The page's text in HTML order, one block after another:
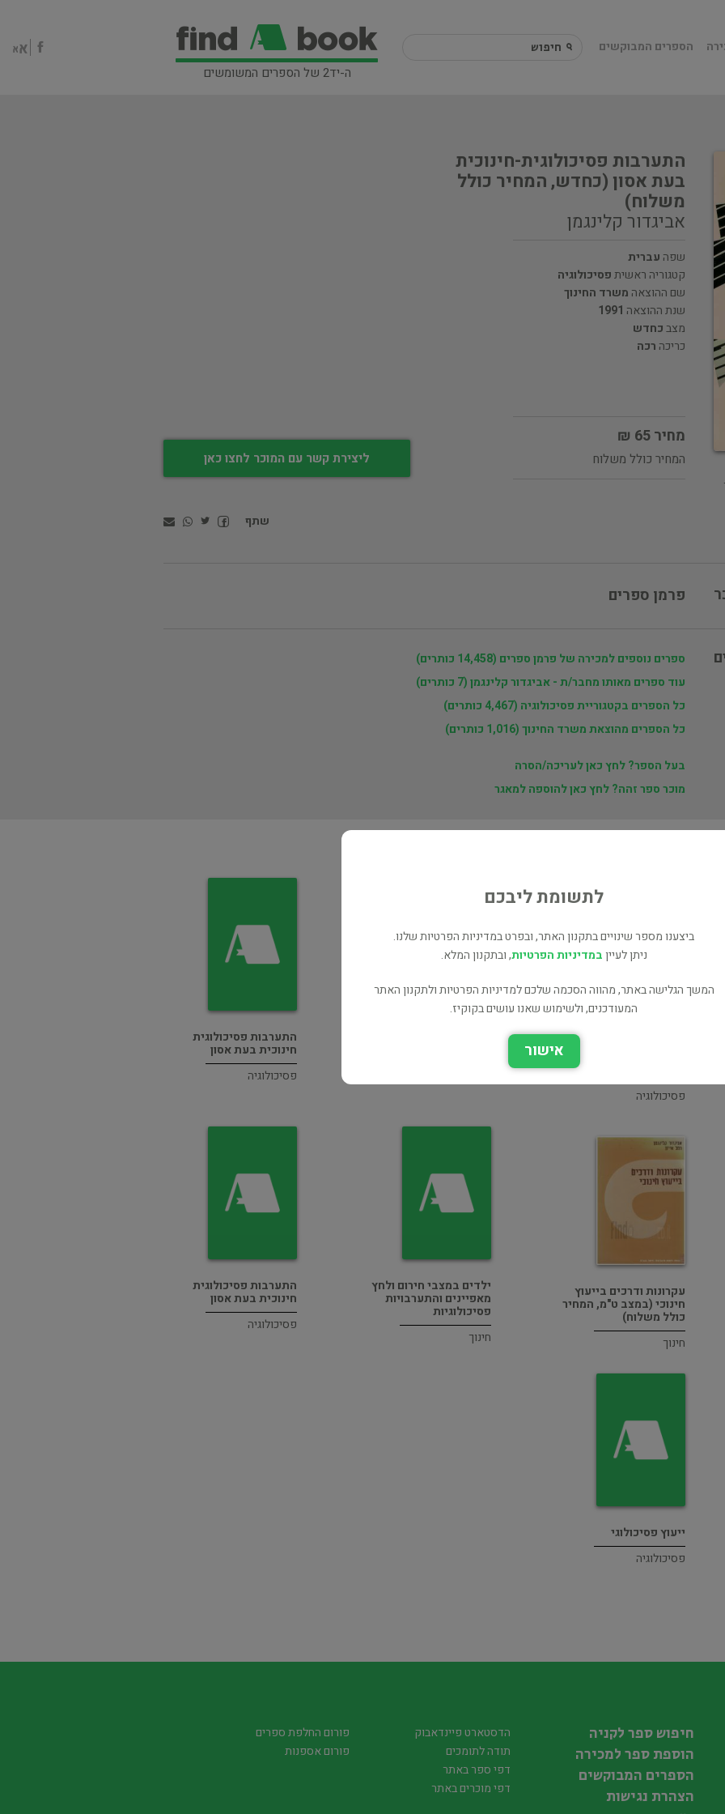
ה-יד2 של הספרים המשומשים
הספרים המבוקשים
התערבות פסיכולוגית-חינוכית
בעת אסון (כחדש, המחיר כולל
משלוח)
אביגדור קלינגמן
שפה עברית
קטגוריה ראשיתפסיכולוגיה
שם ההוצאה משרד החינוך
שנת ההוצאה 1991
מצבכחדש
כריכה רכה
מחיר 65 ₪
המחיר כולל משלוח ליצירת קשר עם המוכר לחצו כאן
שתף
פרמן ספרים
ספרים נוספים למכירה של פרמן ספרים (14,458 כותרים)
עוד ספרים מאותו מחבר/ת - אביגדור קלינגמן (7 כותרים)
כל הספרים בקטגוריית פסיכולוגיה (4,467 כותרים)
כל הספרים מהוצאת משרד החינוך (1,016 כותרים)
בעל הספר? לחץ כאן לעריכה/הסרה
מוכר ספר זהה? לחץ כאן להוספה למאגר
פסיכולוגית-חינוכית בעת
פסיכולוגיה
התערבות פסיכולוגית
חינוכית בעת אסון
פסיכולוגיה
עקרונות ודרכים בייעוץ
חינוכי (במצב ט"מ, המחיר
כולל משלוח)
חינוך
ילדים במצבי חירום ולחץ
מאפיינים והתערבויות
פסיכולוגיות
חינוך
התערבות פסיכולוגית
חינוכית בעת אסון
פסיכולוגיה
ייעוץ פסיכולוגי
פסיכולוגיה
לתשומת ליבכם
ביצענו מספר שינויים בתקנון האתר, ובפרט במדיניות הפרטיות שלנו.
ניתן לעייןבמדיניות הפרטיות, ובתקנון המלא.
המשך הגלישה באתר, מהווה הסכמה שלכם למדיניות הפרטיות ולתקנון האתר
המעודכנים, ולשימוש שאנו עושים בקוקיז.
אישור
חיפוש ספר לקניה
הוספת ספר למכירה
הספרים המבוקשים
הצהרת נגישות
הדסטארט פיינדאבוק
תודה לתומכים
דפי ספר באתר
דפי מוכרים באתר
פורום החלפת ספרים
פורום אספנות